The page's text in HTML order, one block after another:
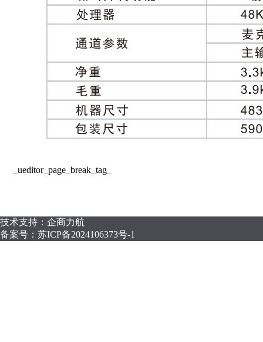
_ueditor_page_break_tag_
技术支持：企商力航
备案号： 苏ICP备2024106373号-1